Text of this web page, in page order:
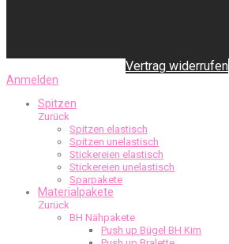
Vertrag widerrufen
Anmelden
Spitzen
Zurück
Spitzen elastisch
Spitzen unelastisch
Stickereien elastisch
Stickereien unelastisch
Sparpakete
Materialpakete
Zurück
BH Nähpakete
Push up Bügel BH Kim